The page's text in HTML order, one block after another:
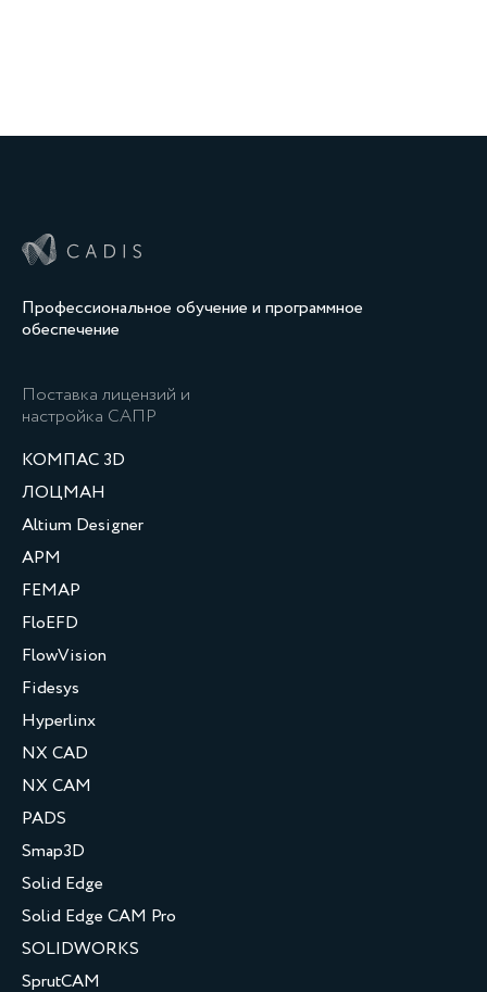
Профессиональное обучение и программное
обеспечение
Поставка лицензий и
настройка САПР
КОМПАС 3D
ЛОЦМАН
Altium Designer
APM
FEMAP
FloEFD
FlowVision
Fidesys
Hyperlinx
NX CAD
NX CAM
PADS
Smap3D
Solid Edge
Solid Edge CAM Pro
SOLIDWORKS
SprutCAM